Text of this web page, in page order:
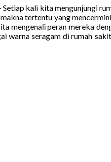
Setiap kali kita mengunjungi
tertentu yang
mengenali peran mereka
seragam di rumah